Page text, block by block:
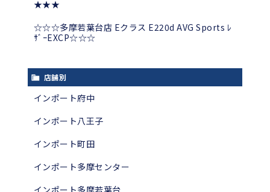
★★★
☆☆☆多摩若葉台店 Eクラス E220d AVG Sports ﾚ
ｻﾞｰEXCP☆☆☆
店舗別
インポート府中
インポート八王子
インポート町田
インポート多摩センター